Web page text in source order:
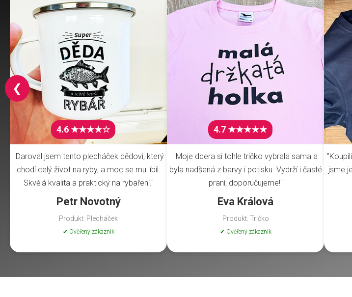
4.6 ★★★★☆
"Daroval jsem tento plecháček dědovi, který
chodí celý život na ryby, a moc se mu líbil.
Skvělá kvalita a praktický na rybaření."
Petr Novotný
Produkt: Plecháček
✔ Ověřený zákazník
4.7 ★★★★★
"Moje dcera si tohle tričko vybrala sama a
byla nadšená z barvy i potisku. Vydrží i časté
praní, doporučujeme!"
Eva Králová
Produkt: Tričko
✔ Ověřený zákazník
jsme
❮